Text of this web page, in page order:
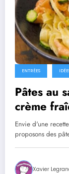
ENTRÉES
Pâtes au
crème
Envie d'une
proposons des
Xavier